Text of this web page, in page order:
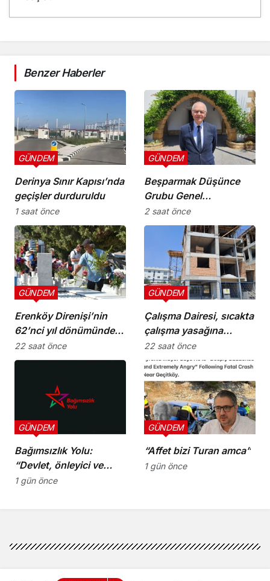
Benzer Haberler
Derinya Sınır Kapısı’nda
geçişler durduruldu
GÜNDEM
1 saat önce
Beşparmak Düşünce
Grubu Genel
Koordinatörü M. Ergün
Olgun oldu
GÜNDEM
2 saat önce
Erenköy Direnişi’nin
62’nci yıl dönümünde
şehitler törenle anıldı
GÜNDEM
22 saat önce
Çalışma Dairesi, sıcakta
çalışma yasağına
uymayan 19 iş yerine
uyarı verdi
GÜNDEM
22 saat önce
Bağımsızlık Yolu:
“Devlet, önleyici ve
koruyucu
GÜNDEM
1 gün önce
“Affet bizi Turan amca”
GÜNDEM
1 gün önce